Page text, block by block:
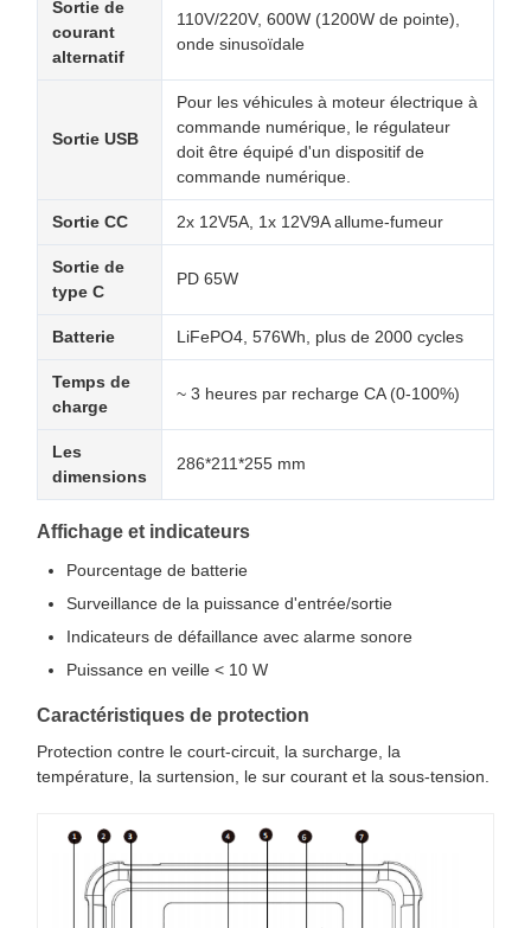
Sortie de
courant
alternatif
110V/220V, 600W (1200W de pointe),
onde sinusoïdale
Sortie USB
Pour les véhicules à moteur électrique à
commande numérique, le régulateur
doit être équipé d'un dispositif de
commande numérique.
Sortie CC 2x 12V5A, 1x 12V9A allume-fumeur
Sortie de
type C
PD 65W
Batterie LiFePO4, 576Wh, plus de 2000 cycles
Temps de
charge
~ 3 heures par recharge CA (0-100%)
Les
dimensions
286*211*255 mm
Affichage et indicateurs
Pourcentage de batterie
Surveillance de la puissance d'entrée/sortie
Indicateurs de défaillance avec alarme sonore
Puissance en veille < 10 W
Caractéristiques de protection
Protection contre le court-circuit, la surcharge, la
température, la surtension, le sur courant et la sous-tension.